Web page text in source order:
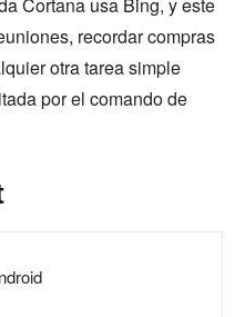
recordar compras
otra tarea simple
por el comando de